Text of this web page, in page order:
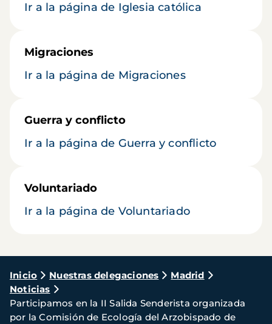
Ir a la página de Iglesia católica
Migraciones
Ir a la página de Migraciones
Guerra y conflicto
Ir a la página de Guerra y conflicto
Voluntariado
Ir a la página de Voluntariado
Ruta
de
navegación
Inicio Nuestras delegaciones
Madrid
Noticias
Participamos en la II Salida Senderista organizada
por la Comisión de Ecología del Arzobispado de